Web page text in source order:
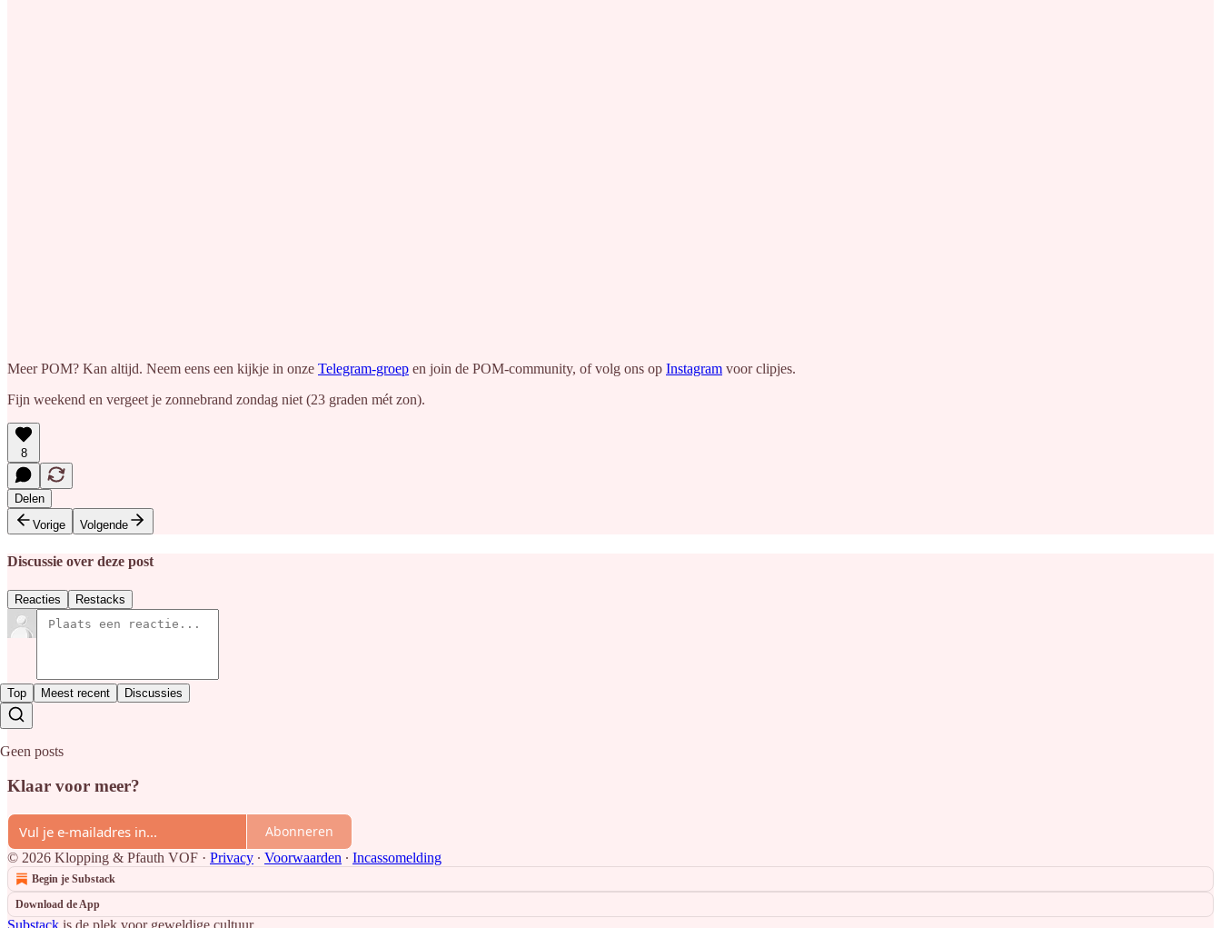
Meer POM? Kan altijd. Neem eens een kijkje in onze Telegram-groep en join de POM-community, of volg ons op Instagram voor clipjes.
Fijn weekend en vergeet je zonnebrand zondag niet (23 graden mét zon).
8
Delen
Vorige
Volgende
Discussie over deze post
Reacties Restacks
Top Meest recent Discussies
Geen posts
Klaar voor meer?
Abonneren
© 2026 Klopping & Pfauth VOF · Privacy ∙ Voorwaarden ∙ Incassomelding
Begin je Substack
Download de App
Substack is de plek voor geweldige cultuur